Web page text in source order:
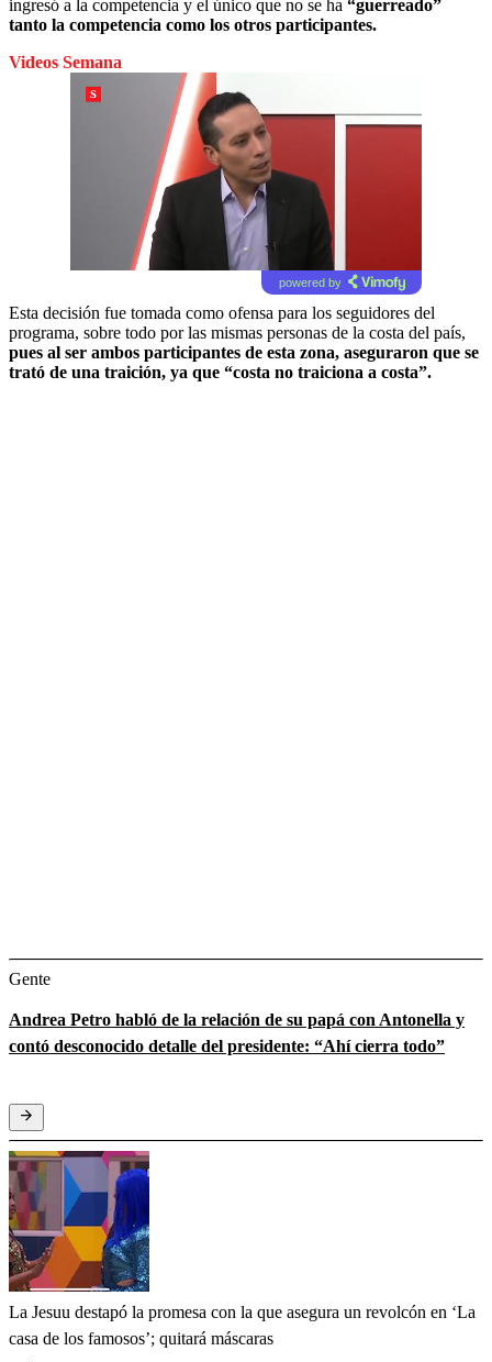
ingresó a la competencia y el único que no se ha “guerreado”
tanto la competencia como los otros participantes.
Videos Semana
powered by
Esta decisión fue tomada como ofensa para los seguidores del
programa, sobre todo por las mismas personas de la costa del país,
pues al ser ambos participantes de esta zona, aseguraron que se
trató de una traición, ya que “costa no traiciona a costa”.
Gente
Andrea Petro habló de la relación de su papá con Antonella y
contó desconocido detalle del presidente: “Ahí cierra todo”
La Jesuu destapó la promesa con la que asegura un revolcón en ‘La
casa de los famosos’; quitará máscaras